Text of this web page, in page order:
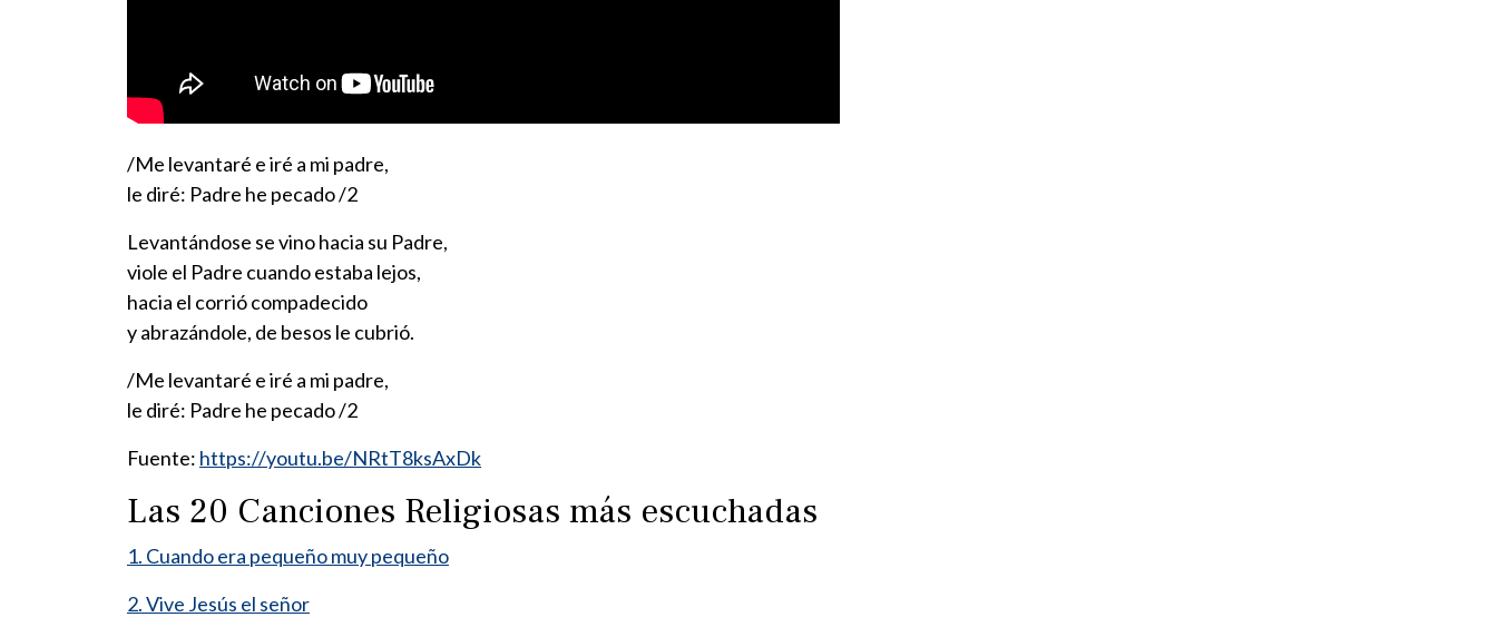
/Me levantaré e iré a mi padre,
le diré: Padre he pecado /2
Levantándose se vino hacia su Padre,
viole el Padre cuando estaba lejos,
hacia el corrió compadecido
y abrazándole, de besos le cubrió.
/Me levantaré e iré a mi padre,
le diré: Padre he pecado /2
Fuente: https://youtu.be/NRtT8ksAxDk
Las 20 Canciones Religiosas más escuchadas
1. Cuando era pequeño muy pequeño
2. Vive Jesús el señor